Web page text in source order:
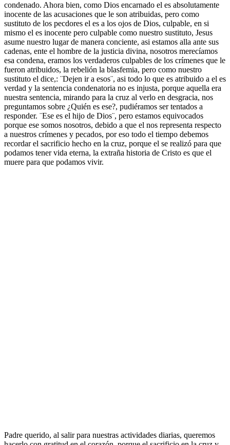
condenado. Ahora bien, como Dios encarnado el es absolutamente
inocente de las acusaciones que le son atribuidas, pero como
sustituto de los pecdores el es a los ojos de Dios, culpable, en si
mismo el es inocente pero culpable como nuestro sustituto, Jesus
asume nuestro lugar de manera conciente, asi estamos alla ante sus
cadenas, ente el hombre de la justicia divina, nosotros merecíamos
esa condena, eramos los verdaderos culpables de los crímenes que le
fueron atribuidos, la rebelión la blasfemia, pero como nuestro
sustituto el dice,: ¨Dejen ir a esos¨, asi todo lo que es atribuido a el es
verdad y la sentencia condenatoria no es injusta, porque aquella era
nuestra sentencia, mirando para la cruz al verlo en desgracia, nos
preguntamos sobre ¿Quién es ese?, pudiéramos ser tentados a
responder. ¨Ese es el hijo de Dios¨, pero estamos equivocados
porque ese somos nosotros, debido a que el nos representa respecto
a nuestros crímenes y pecados, por eso todo el tiempo debemos
recordar el sacrificio hecho en la cruz, porque el se realizó para que
podamos tener vida eterna, la extraña historia de Cristo es que el
muere para que podamos vivir.
Padre querido, al salir para nuestras actividades diarias, queremos